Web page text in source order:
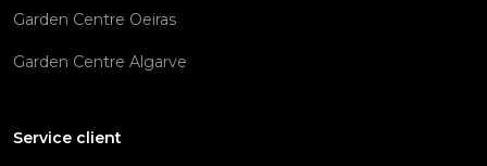
Garden Centre Oeiras
Garden Centre Algarve
Service client